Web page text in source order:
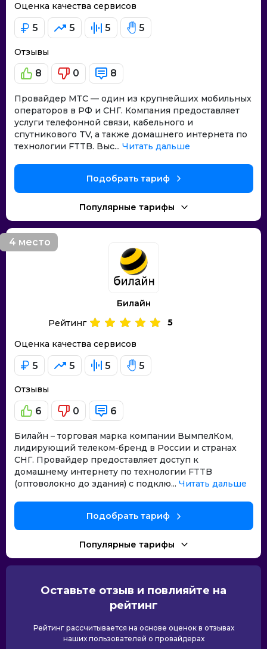
Оценка качества сервисов
5 5 5 5
Отзывы
8 0 8
Провайдер МТС — один из крупнейших мобильных
операторов в РФ и СНГ. Компания предоставляет
услуги телефонной связи, кабельного и
спутникового TV, а также домашнего интернета по
технологии FTTB. Выс... Читать дальше
Подобрать тариф
Популярные тарифы
4 место
Билайн
Оценка качества сервисов
5 5 5 5
Отзывы
6 0 6
Рейтинг 5
Билайн – торговая марка компании ВымпелКом,
лидирующий телеком-бренд в России и странах
СНГ. Провайдер предоставляет доступ к
домашнему интернету по технологии FTTB
(оптоволокно до здания) с подклю... Читать дальше
Подобрать тариф
Популярные тарифы
Оставьте отзыв и повлияйте на
рейтинг
Рейтинг рассчитывается на основе оценок в отзывах
наших пользователей о провайдерах